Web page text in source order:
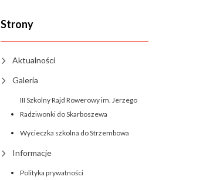
Strony
Aktualności
Galeria
III Szkolny Rajd Rowerowy im. Jerzego
Radziwonki do Skarboszewa
Wycieczka szkolna do Strzembowa
Informacje
Polityka prywatności